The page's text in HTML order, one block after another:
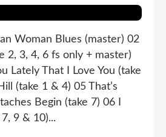
Woman Blues (master) 02
2, 3, 4, 6 fs only + master)
Lately That I Love You (take
(take 1 & 4) 05 That’s
Begin (take 7) 06 I
9 & 10)...